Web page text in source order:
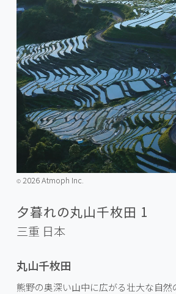
©️2026 Atmoph Inc.
夕暮れの丸山千枚田 1
三重 日本
丸山千枚田
熊野の奥深い山中に広がる壮大な自然